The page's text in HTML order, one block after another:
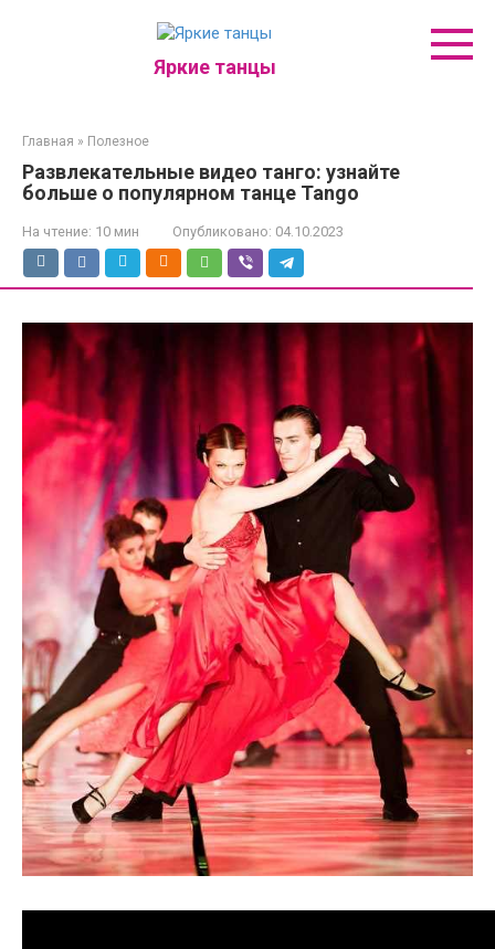
Яркие танцы
Главная » Полезное
Развлекательные видео танго: узнайте
больше о популярном танце Tango
На чтение: 10 мин Опубликовано: 04.10.2023